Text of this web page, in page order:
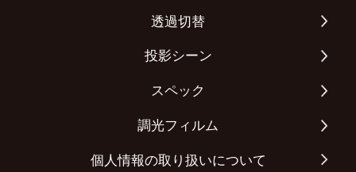
透過切替
投影シーン
スペック
調光フィルム
個人情報の取り扱いについて